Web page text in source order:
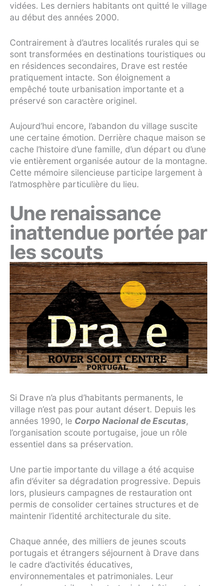
vidées. Les derniers habitants ont quitté le village
au début des années 2000.
Contrairement à d’autres localités rurales qui se
sont transformées en destinations touristiques ou
en résidences secondaires, Drave est restée
pratiquement intacte. Son éloignement a
empêché toute urbanisation importante et a
préservé son caractère originel.
Aujourd’hui encore, l’abandon du village suscite
une certaine émotion. Derrière chaque maison se
cache l’histoire d’une famille, d’un départ ou d’une
vie entièrement organisée autour de la montagne.
Cette mémoire silencieuse participe largement à
l’atmosphère particulière du lieu.
Une renaissance
inattendue portée par
les scouts
Si Drave n’a plus d’habitants permanents, le
village n’est pas pour autant désert. Depuis les
années 1990, le Corpo Nacional de Escutas,
l’organisation scoute portugaise, joue un rôle
essentiel dans sa préservation.
Une partie importante du village a été acquise
afin d’éviter sa dégradation progressive. Depuis
lors, plusieurs campagnes de restauration ont
permis de consolider certaines structures et de
maintenir l’identité architecturale du site.
Chaque année, des milliers de jeunes scouts
portugais et étrangers séjournent à Drave dans
le cadre d’activités éducatives,
environnementales et patrimoniales. Leur